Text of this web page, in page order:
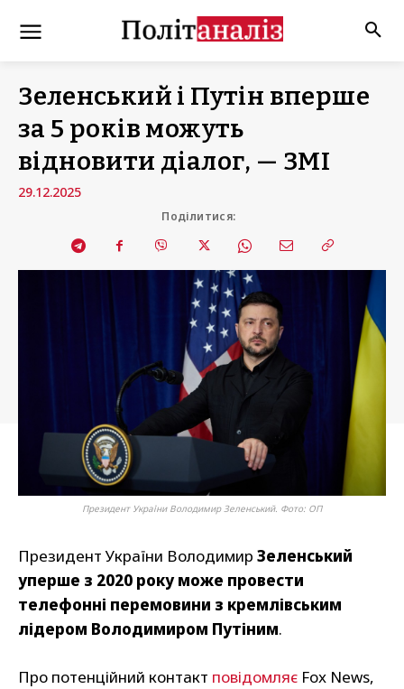
Зеленський і Путін вперше
за 5 років можуть
відновити діалог, — ЗМІ
29.12.2025
Поділитися:
Президент України Володимир Зеленський. Фото: ОП
Президент України Володимир Зеленський
уперше з 2020 року може провести
телефонні перемовини з кремлівським
лідером Володимиром Путіним.
Про потенційний контакт повідомляє Fox News,